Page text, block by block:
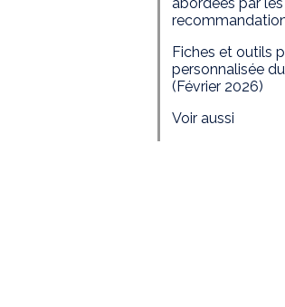
Fiches et outils
personnalisée
(Février 2026)
Voir aussi